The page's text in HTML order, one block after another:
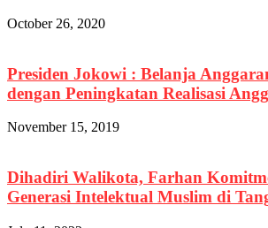
October 26, 2020
Presiden Jokowi : Belanja
dengan Peningkatan Realisasi
November 15, 2019
Dihadiri Walikota, Farhan
Generasi Intelektual Muslim di